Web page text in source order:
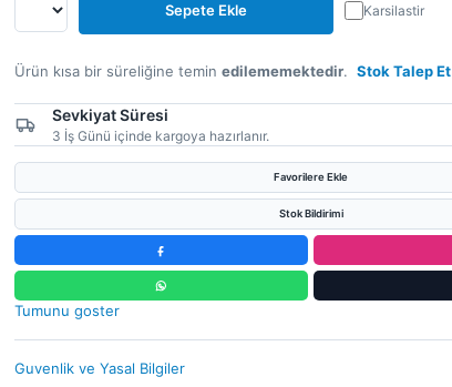
Sepete Ekle Karsilastir
Ürün kısa bir süreliğine temin edilememektedir. Stok Talep Et
Sevkiyat Süresi
3 İş Günü içinde kargoya hazırlanır.
Favorilere Ekle
Stok Bildirimi
Tumunu goster
Guvenlik ve Yasal Bilgiler